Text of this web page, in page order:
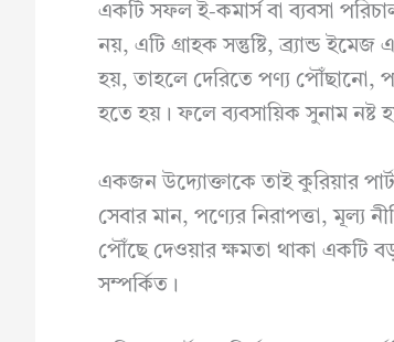
একটি সফল ই-কমার্স বা ব্যবসা
নয়, এটি গ্রাহক সন্তুষ্টি, ব্র্যান্ড
হয়, তাহলে দেরিতে পণ্য পৌঁছানো,
হতে হয়। ফলে ব্যবসায়িক সুনাম নষ্ট
একজন উদ্যোক্তাকে তাই কুরিয়ার
সেবার মান, পণ্যের নিরাপত্তা, মূল্য
পৌঁছে দেওয়ার ক্ষমতা থাকা একটি বড়
সম্পর্কিত।